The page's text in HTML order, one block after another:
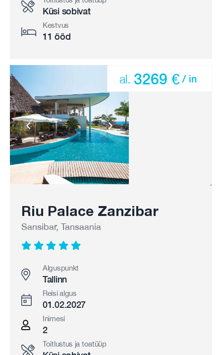
Küsi sobivat
Kestvus
11 ööd
Riu Palace Zanzibar
Sansibar, Tansaania
al. 3269 € / in
Alguspunkt
Tallinn
Reisi algus
01.02.2027
Inimesi
2
Toitlustus ja toatüüp